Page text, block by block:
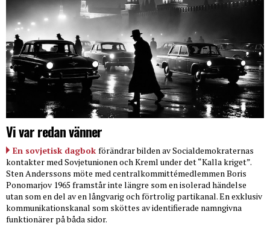
Vi var redan vänner
En sovjetisk dagbok förändrar bilden av Socialdemokraternas
kontakter med Sovjetunionen och Kreml under det “Kalla kriget”.
Sten Anderssons möte med centralkommittémedlemmen Boris
Ponomarjov 1965 framstår inte längre som en isolerad händelse
utan som en del av en långvarig och förtrolig partikanal. En exklusiv
kommunikationskanal som sköttes av identifierade namngivna
funktionärer på båda sidor.